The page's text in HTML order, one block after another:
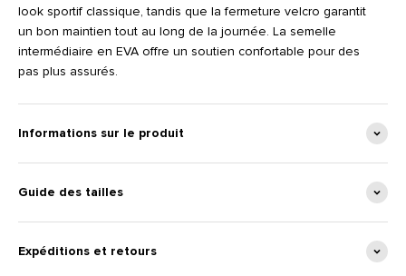
look sportif classique, tandis que la fermeture velcro garantit
un bon maintien tout au long de la journée. La semelle
intermédiaire en EVA offre un soutien confortable pour des
pas plus assurés.
Informations sur le produit
Guide des tailles
Expéditions et retours